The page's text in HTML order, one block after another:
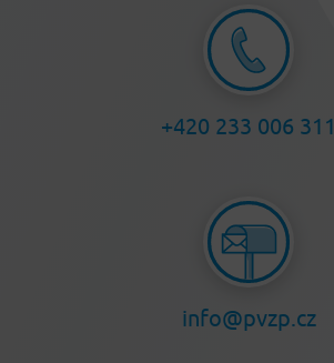
+420 233 006 311
info@pvzp.cz